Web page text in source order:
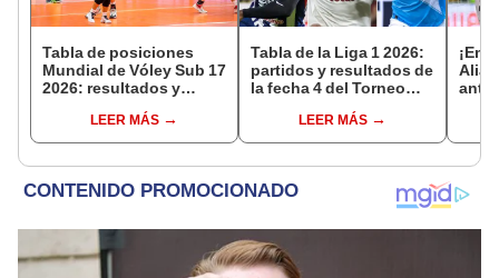
Tabla de posiciones
Mundial de Vóley Sub 17
2026: resultados y
de gruposLEER MÁS
Tabla de la Liga 1 2026:
partidos y resultados de
la fecha 4 del Torneo
del Acumulado
LEER MÁS
ante